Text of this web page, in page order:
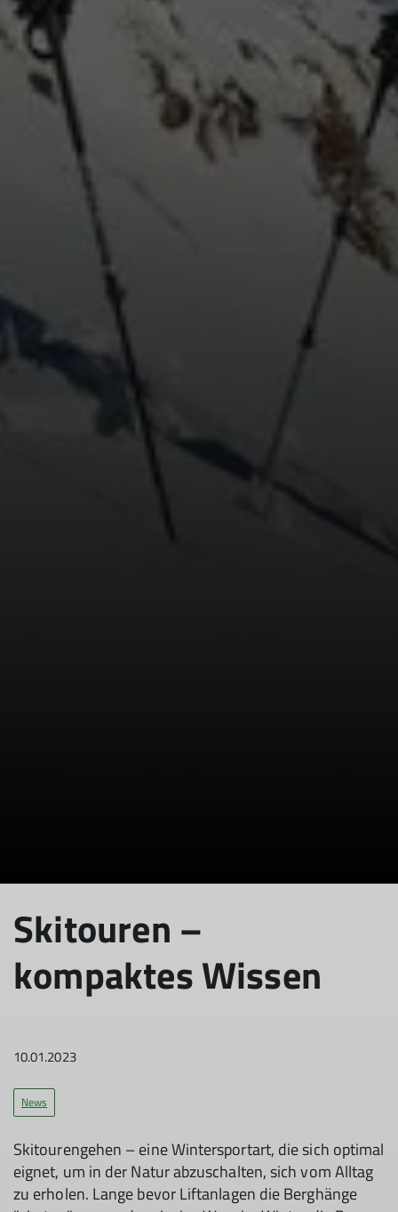
Skitouren –
kompaktes Wissen
10.01.2023
News
Skitourengehen – eine Wintersportart, die sich optimal
eignet, um in der Natur abzuschalten, sich vom Alltag
zu erholen. Lange bevor Liftanlagen die Berghänge
© DAV/Daniel Hug